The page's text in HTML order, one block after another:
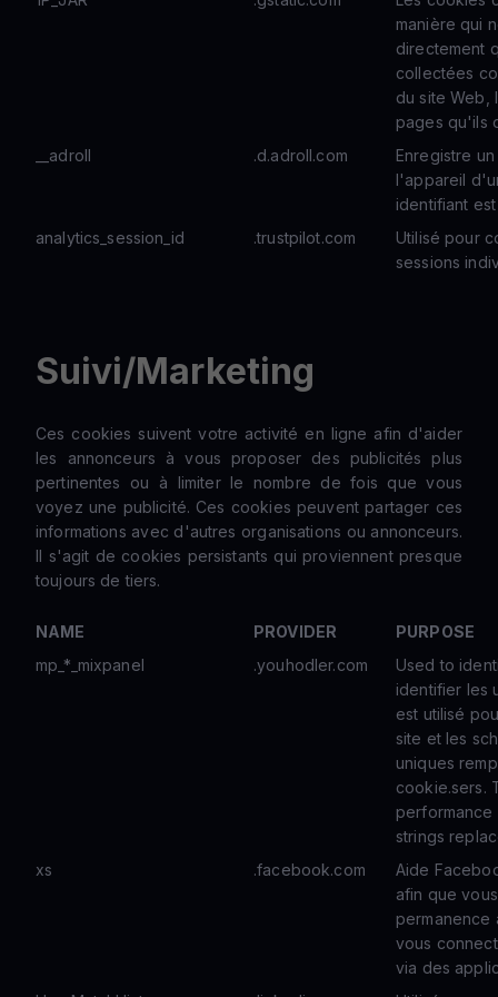
manière qui
directement
collectées
du site Web,
pages qu'ils
__adroll
.d.adroll.com
Enregistre
l'appareil
identifiant
analytics_session_id
.trustpilot.com
Utilisé pour
sessions
Suivi/Marketing
Ces cookies suivent votre activité en ligne afin d'aider
les annonceurs à vous proposer des publicités plus
pertinentes ou à limiter le nombre de fois que vous
voyez une publicité. Ces cookies peuvent partager ces
informations avec d'autres organisations ou annonceurs.
Il s'agit de cookies persistants qui proviennent presque
toujours de tiers.
NAME PROVIDER
PURPOSE
mp_*_mixpanel
.youhodler.com
Used to
identifier les
est utilisé
site et les
uniques
cookie.sers.
performance
strings
xs
.facebook.com
Aide
afin que
permanence
vous
via des